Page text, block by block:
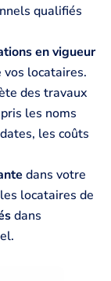
qualifiés
en vigueur
vos locataires.
des travaux
les noms
les coûts
dans votre
locataires de
dans